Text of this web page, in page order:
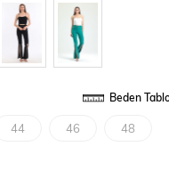
Beden
44 46 48